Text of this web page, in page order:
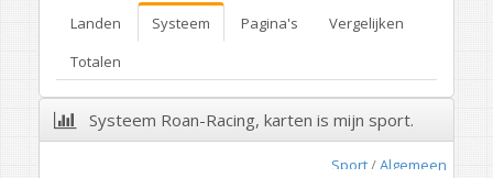
Landen
Systeem Pagina's
Vergelijken
Totalen
Systeem Roan-Racing, karten is mijn sport.
Sport/Algemeen